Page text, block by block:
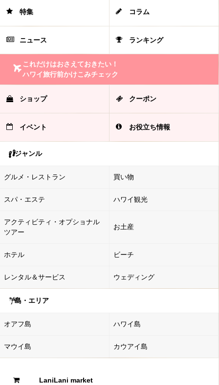
特集 コラム
ニュース ランキング
これだけはおさえておきたい！
ハワイ旅行前かけこみチェック
ショップ クーポン
イベント お役立ち情報
ジャンル
グルメ・レストラン 買い物
スパ・エステ ハワイ観光
アクティビティ・オプショナル
ツアー
お土産
ホテル ビーチ
レンタル＆サービス ウェディング
島・エリア
オアフ島 ハワイ島
マウイ島 カウアイ島
LaniLani market